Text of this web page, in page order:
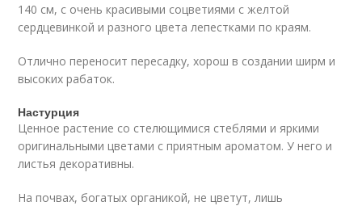
140 см, с очень красивыми соцветиями с желтой
сердцевинкой и разного цвета лепестками по краям.
Отлично переносит пересадку, хорош в создании ширм и
высоких рабаток.
Настурция
Ценное растение со стелющимися стеблями и яркими
оригинальными цветами с приятным ароматом. У него и
листья декоративны.
На почвах, богатых органикой, не цветут, лишь